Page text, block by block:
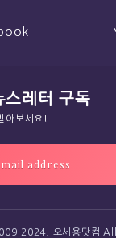
스레터 구독
아보세요!
2024. 오세용닷컴